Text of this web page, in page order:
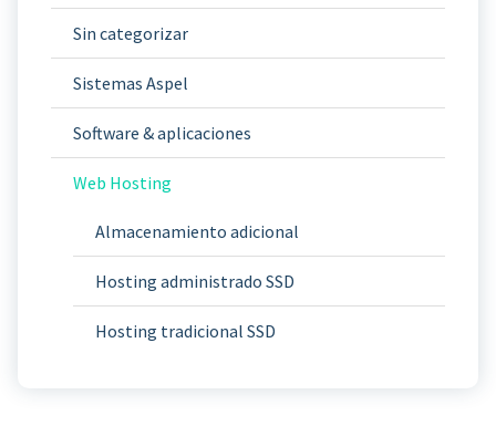
Sin categorizar
Sistemas Aspel
Software & aplicaciones
Web Hosting
Almacenamiento adicional
Hosting administrado SSD
Hosting tradicional SSD